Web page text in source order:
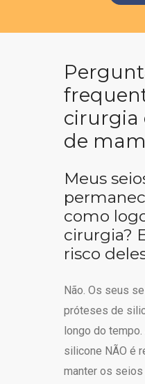
cirurgia
de
Meus
como
cirurgia?
risco
Não. Os seus
próteses de
longo do
silicone NÃO é
manter os seios